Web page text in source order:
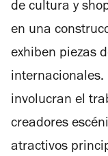
de cultura y
en una
exhiben piezas
internacionales.
involucran el
creadores
atractivos